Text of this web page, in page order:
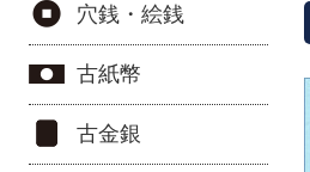
穴銭・絵銭
古紙幣
古金銀